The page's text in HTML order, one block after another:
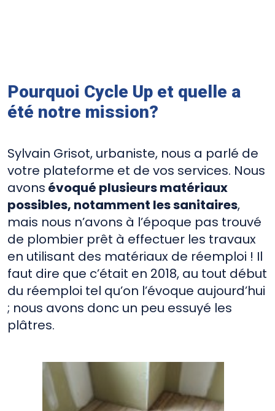
Pourquoi Cycle Up et quelle a
été notre mission?
Sylvain Grisot, urbaniste, nous a parlé de
votre plateforme et de vos services. Nous
avons évoqué plusieurs matériaux
possibles, notamment les sanitaires,
mais nous n’avons à l’époque pas trouvé
de plombier prêt à effectuer les travaux
en utilisant des matériaux de réemploi ! Il
faut dire que c’était en 2018, au tout début
du réemploi tel qu’on l’évoque aujourd’hui
; nous avons donc un peu essuyé les
plâtres.